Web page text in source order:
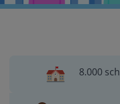
8.000